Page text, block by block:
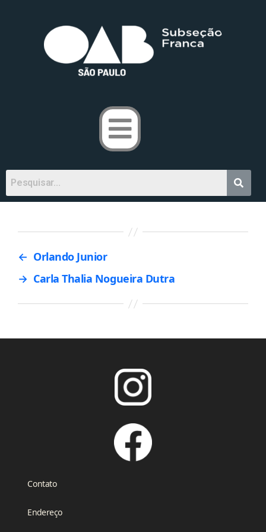
← Orlando Junior
→ Carla Thalia Nogueira Dutra
Contato
Endereço